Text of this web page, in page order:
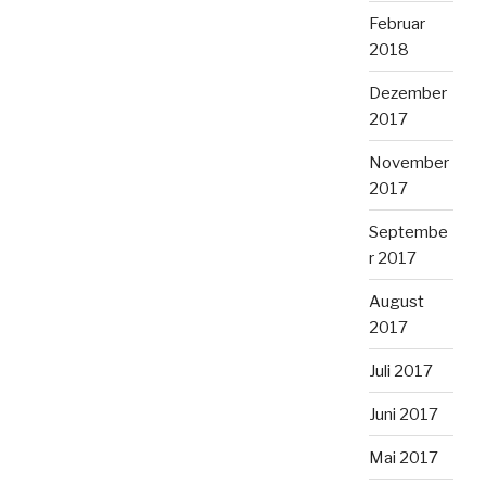
Februar
2018
Dezember
2017
November
2017
Septembe
r 2017
August
2017
Juli 2017
Juni 2017
Mai 2017